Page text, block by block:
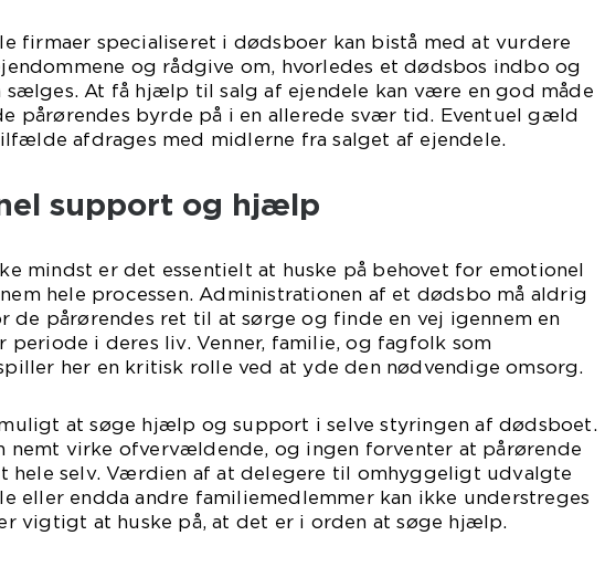
firmaer specialiseret i dødsboer kan bistå med at vurdere
og rådgive om, hvorledes et dødsbos indbo og
sælges. At få hjælp til salg af ejendele kan være en god måde
pårørendes byrde på i en allerede svær tid. Eventuel gæld
afdrages med midlerne fra salget af ejendele.
support og hjælp
mindst er det essentielt at huske på behovet for emotionel
hele processen. Administrationen af et dødsbo må aldrig
de pårørendes ret til at sørge og finde en vej igennem en
i deres liv. Venner, familie, og fagfolk som
her en kritisk rolle ved at yde den nødvendige omsorg.
at søge hjælp og support i selve styringen af dødsboet.
nemt virke ofvervældende, og ingen forventer at pårørende
hele selv. Værdien af at delegere til omhyggeligt udvalgte
eller endda andre familiemedlemmer kan ikke understreges
vigtigt at huske på, at det er i orden at søge hjælp.